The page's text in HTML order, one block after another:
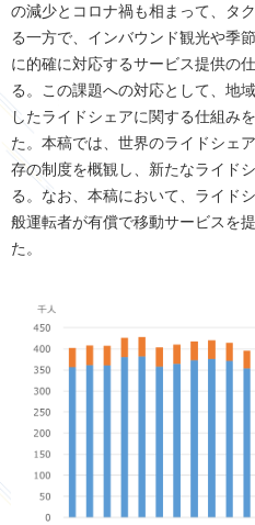
の減少とコロナ禍も相まって、タ
る一方で、インバウンド観光や季
に的確に対応するサービス提供の
る。この課題への対応として、地
したライドシェアに関する仕組み
た。本稿では、世界のライドシェ
存の制度を概観し、新たなライド
る。なお、本稿において、ライド
般運転者が有償で移動サービスを
た。